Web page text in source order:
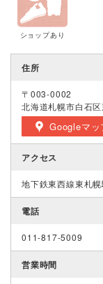
ショップあり
住所
〒003-0002
北海道札幌市白石
Googleマッ
アクセス
地下鉄東西線東札
電話
011-817-5009
営業時間